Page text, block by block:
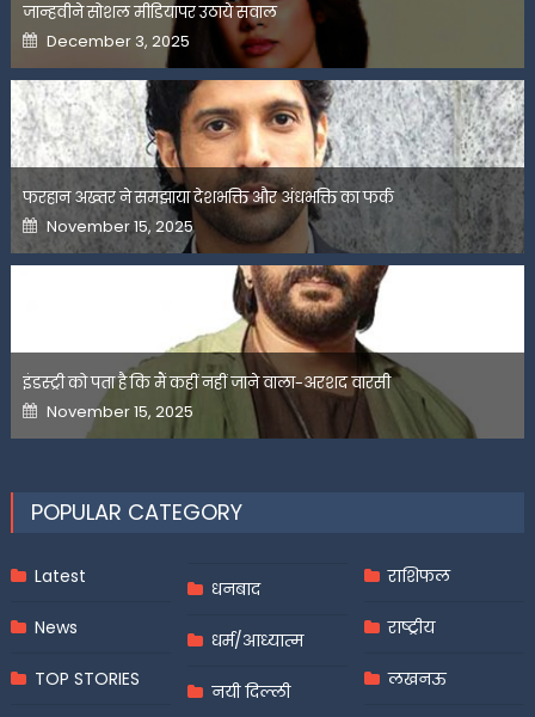
जान्हवीने सोशल मीडियापर उठाये सवाल
Posted
on
December 3, 2025
फरहान अख्तर ने समझाया देशभक्ति और अंधभक्ति का फर्क
Posted
on
November 15, 2025
इंडस्ट्री को पता है कि मैं कहीं नहीं जाने वाला-अरशद वारसी
Posted
on
November 15, 2025
POPULAR CATEGORY
Latest
News
TOP STORIES
धनबाद
धर्म/आध्यात्म
नयी दिल्ली
राशिफल
राष्ट्रीय
लखनऊ